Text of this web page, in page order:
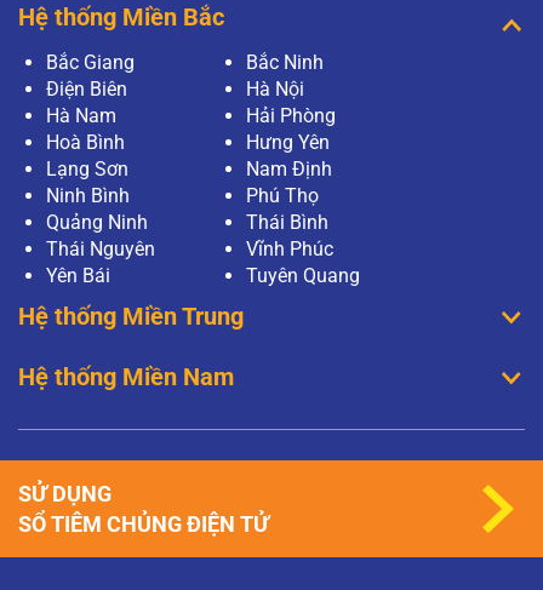
Hệ thống Miền Bắc
Bắc Giang
Bắc Ninh
Điện Biên
Hà Nội
Hà Nam
Hải Phòng
Hoà Bình
Hưng Yên
Lạng Sơn
Nam Định
Ninh Bình
Phú Thọ
Quảng Ninh
Thái Bình
Thái Nguyên
Vĩnh Phúc
Yên Bái
Tuyên Quang
Hệ thống Miền Trung
Hệ thống Miền Nam
SỬ DỤNG
SỔ TIÊM CHỦNG ĐIỆN TỬ